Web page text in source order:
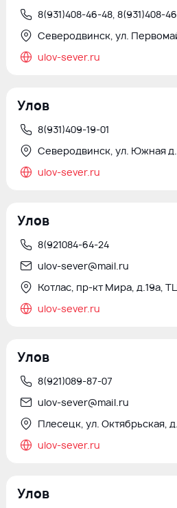
8(931)408-46-48, 8(931)408-
Северодвинск, ул.
ulov-sever.ru
Улов
8(931)409-19-01
Северодвинск, ул. Южная
ulov-sever.ru
Улов
8(921084-64-24
ulov-sever@mail.ru
Котлас, пр-кт Мира, д.19а,
ulov-sever.ru
Улов
8(921)089-87-07
ulov-sever@mail.ru
Плесецк, ул. Октябрьская,
ulov-sever.ru
Улов